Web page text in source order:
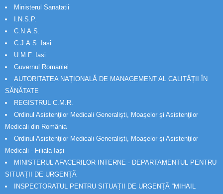
Ministerul Sanatatii
I.N.S.P.
C.N.A.S.
C.J.A.S. Iasi
U.M.F. Iasi
Guvernul Romaniei
AUTORITATEA NAȚIONALĂ DE MANAGEMENT AL CALITĂȚII ÎN
SĂNĂTATE
REGISTRUL C.M.R.
Ordinul Asistenţilor Medicali Generalişti, Moaşelor şi Asistenţilor
Medicali din România
Ordinul Asistenţilor Medicali Generalişti, Moaşelor şi Asistenţilor
Medicali - Filiala Iași
MINISTERUL AFACERILOR INTERNE - DEPARTAMENTUL PENTRU
SITUAȚII DE URGENȚĂ
INSPECTORATUL PENTRU SITUAȚII DE URGENȚĂ “MIHAIL